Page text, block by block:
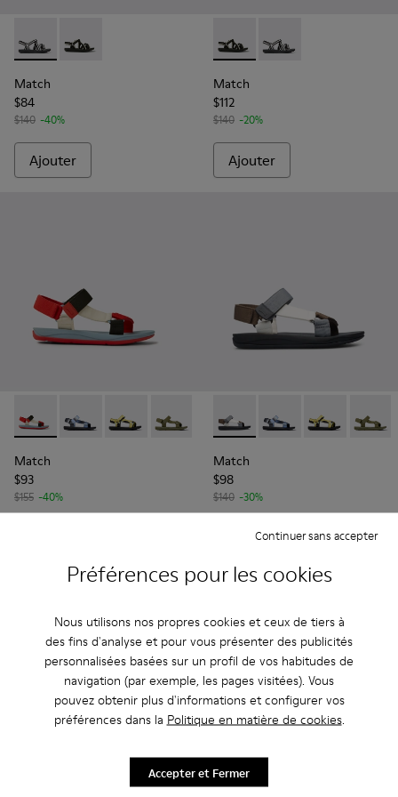
Préférences pour les cookies
Nous utilisons nos propres cookies et ceux de tiers à
des fins d'analyse et pour vous présenter des publicités
personnalisées basées sur un profil de vos habitudes de
navigation (par exemple, les pages visitées). Vous
pouvez obtenir plus d'informations et configurer vos
préférences dans la Politique en matière de cookies.
Continuer sans accepter
Accepter et Fermer
Match - K100781-005 - Sandales en tissu noir et blanc pour
Match - K100781-001 - Sandales en PET recyclé
Match
$84
$140 -40%
Ajouter
Match - K100781-001 -
Match - K100781-
Match
$112
$140 -20%
Ajouter
Match - K100539-018 - Sandales en PET rouge, blanc et
Match - K100539-035
Match - K100539-030 - Sandales en textile
Match - K100539-028 - Sandales en
Match - K100539-013 -
Match - K100539-011 -
Match -
Match
$93
$155 -40%
Match - K100539-013 -
Match - K100539-035
Match -Match
Match
$98
$140 -30%
Ajouter
Foire Aux Questions concernant